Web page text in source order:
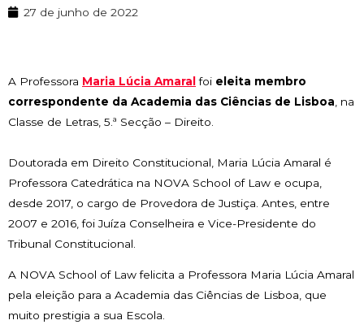
27 de junho de 2022
A Professora Maria Lúcia Amaral foi eleita membro
correspondente da Academia das Ciências de Lisboa , na
Classe de Letras, 5.ª Secção – Direito.
Doutorada em Direito Constitucional, Maria Lúcia Amaral é
Professora Catedrática na NOVA School of Law e ocupa,
desde 2017, o cargo de Provedora de Justiça. Antes, entre
2007 e 2016, foi Juíza Conselheira e Vice-Presidente do
Tribunal Constitucional.
A NOVA School of Law felicita a Professora Maria Lúcia Amaral
pela eleição para a Academia das Ciências de Lisboa, que
muito prestigia a sua Escola.